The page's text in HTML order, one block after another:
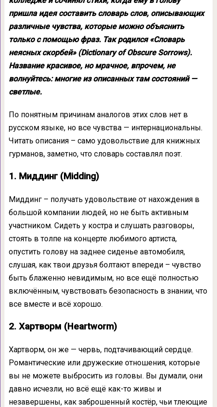
пришла идея составить словарь слов, описывающих
различные чувства, которые можно объяснить
только с помощью фраз. Так родился «Словарь
неясных скорбей» (Dictionary of Obscure Sorrows).
Название красивое, но мрачное, впрочем, не
волнуйтесь: многие из описанных там состояний —
светлые.
По понятным причинам аналогов этих слов нет в
русском языке, но все чувства — интернациональны.
Читать описания – само удовольствие для книжных
гурманов, заметно, что словарь составлял поэт.
1. Миддинг (Midding)
Миддинг – получать удовольствие от нахождения в
большой компании людей, но не быть активным
участником. Сидеть у костра и слушать разговоры,
стоять в толпе на концерте любимого артиста,
опустить голову на заднее сиденье автомобиля,
слушая, как твои друзья болтают впереди – чувство
быть блаженно невидимым, но все ещё полностью
включённым, чувствовать безопасность в знании, что
все вместе и всё хорошо.
2. Хартворм (Heartworm)
Хартворм, он же — червь, подтачивающий сердце.
Романтические или дружеские отношения, которые
вы не можете выбросить из головы. Вы думали, они
давно исчезли, но всё ещё как-то живы и
незавершены, как заброшенный костёр, чьи тлеющие